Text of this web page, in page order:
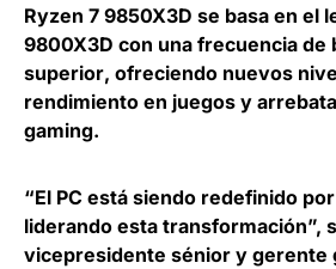
Ryzen 7 9850X3D se basa en el
9800X3D con una frecuencia de
superior, ofreciendo nuevos
rendimiento en juegos y
gaming.
“El PC está siendo redefinido
liderando esta transformación”,
vicepresidente sénior y gerente